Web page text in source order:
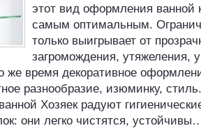
этот вид оформления ванной
самым оптимальным.
только выигрывает от
загромождения, утяжеления,
же время декоративное
разнообразие, изюминку,
Хозяек радуют
они легко чистятся,